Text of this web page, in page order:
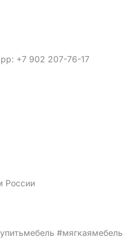
+7 902 207-76-17
России
#мягкаямебель